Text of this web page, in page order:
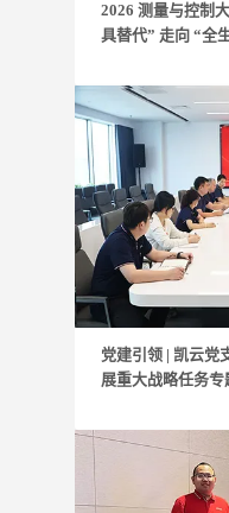
航
通
2026 测量与控制
具替代” 走向 “全
党建引领 | 凯云党
展重大战略任务专